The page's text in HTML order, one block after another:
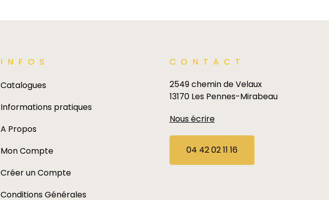
INFOS
Catalogues
Informations pratiques
A Propos
Mon Compte
Créer un Compte
Conditions Générales
CONTACT
2549 chemin de Velaux
13170 Les Pennes-Mirabeau
Nous écrire
04 42 02 11 16